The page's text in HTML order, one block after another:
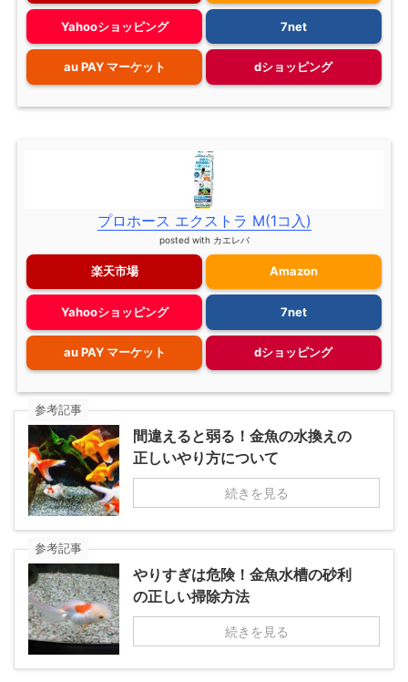
Yahooショッピング 7net
au PAY マーケット dショッピング
プロホース エクストラ M(1コ入)
posted with カエレバ
楽天市場 Amazon
Yahooショッピング 7net
au PAY マーケット dショッピング
参考記事
間違えると弱る！金魚の水換えの
正しいやり方について
続きを見る
参考記事
やりすぎは危険！金魚水槽の砂利
の正しい掃除方法
続きを見る